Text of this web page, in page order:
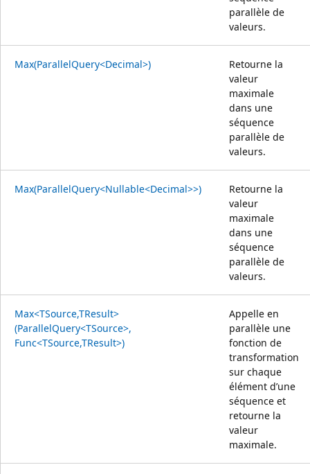
parallèle de
valeurs.
Max(ParallelQuery<Decimal>)
Retourne la
valeur
maximale
dans une
séquence
parallèle de
valeurs.
Max(ParallelQuery<Nullable<Decimal>>)
Retourne la
valeur
maximale
dans une
séquence
parallèle de
valeurs.
Max<TSource,TResult>
(ParallelQuery<TSource>,
Func<TSource,TResult>)
Appelle en
parallèle une
fonction de
transformation
sur chaque
élément d’une
séquence et
retourne la
valeur
maximale.